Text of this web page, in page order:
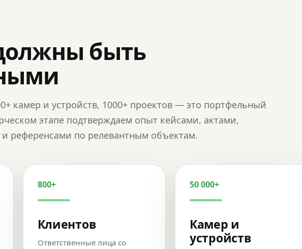
быть
камер и устройств, 1000+ проектов — это портфельный
этапе подтверждаем опыт кейсами, актами,
референсами по релевантным объектам.
800+
Клиентов
Ответственные лица со
50 000+
Камер и
устройств